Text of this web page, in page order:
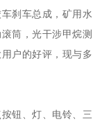
刹车总成，矿用水
筒，光干涉甲烷测
户的好评，现与多
钮、灯、电铃、三